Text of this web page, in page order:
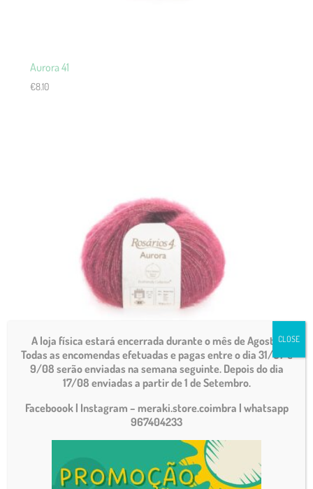
Aurora 41
€8.10
Aurora 44
€ 8.10
A loja física estará encerrada durante o mês de Agosto.
Todas as encomendas efetuadas e pagas entre o dia 31/07 e
9/08 serão enviadas na semana seguinte. Depois do dia
17/08 enviadas a partir de 1 de Setembro.
Faceboook | Instagram – meraki.store.coimbra | whatsapp
967404233
CLOSE